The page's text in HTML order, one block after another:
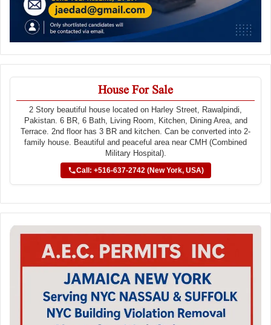
House For Sale
2 Story beautiful house located on Harley Street, Rawalpindi,
Pakistan. 6 BR, 6 Bath, Living Room, Kitchen, Dining Area, and
Terrace. 2nd floor has 3 BR and kitchen. Can be converted into 2-
family house. Beautiful and peaceful area near CMH (Combined
Military Hospital).
Call: +516-637-2742 (New York, USA)